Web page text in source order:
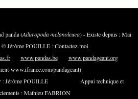
panda (Ailuropoda melanoleuca) - Existe depuis : Mai
POUILLE : Contactez-moi
www.pandas.be
www.pandageant.org
www.ifrance.com/pandageant)
: Jérôme POUILLE Appui technique et
: Mathieu FABRION